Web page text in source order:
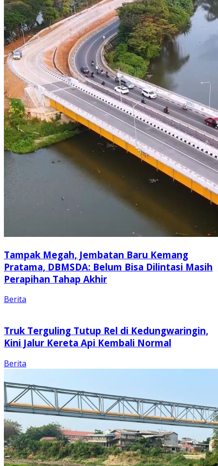
Tampak Megah, Jembatan Baru Kemang
Pratama, DBMSDA: Belum Bisa Dilintasi Masih
Perapihan Tahap Akhir
Berita
Truk Terguling Tutup Rel di Kedungwaringin,
Kini Jalur Kereta Api Kembali Normal
Berita